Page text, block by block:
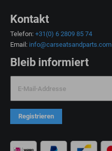
Kontakt
Telefon: +31(0) 6 2809 85 74
Email: info@carseatsandparts.com
Bleib informiert
E-Mail-Addresse
Registrieren